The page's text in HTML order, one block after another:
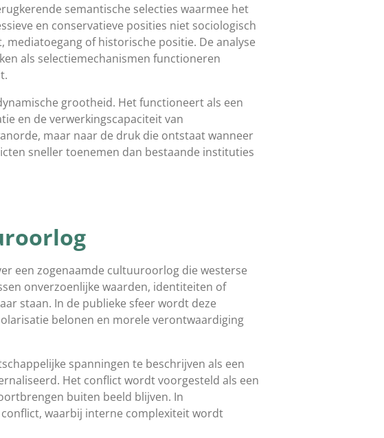
semantische selecties waarmee het
en conservatieve posities niet sociologisch
of historische positie. De analyse
als selectiemechanismen functioneren
grootheid. Het functioneert als een
en de verwerkingscapaciteit van
maar naar de druk die ontstaat wanneer
sneller toenemen dan bestaande instituties
een zogenaamde cultuuroorlog die westerse
onverzoenlijke waarden, identiteiten of
staan. In de publieke sfeer wordt deze
belonen en morele verontwaardiging
spanningen te beschrijven als een
Het conflict wordt voorgesteld als een
buiten beeld blijven. In
waarbij interne complexiteit wordt